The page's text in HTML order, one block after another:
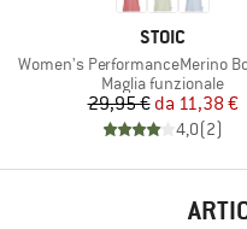
MARCHIO
STOIC
Articolo
Women's PerformanceMerino
Gruppo di prodotti
Maglia funzionale
Prezzo
29,95 € Prezzo
da 11,38 €
4,0(2)